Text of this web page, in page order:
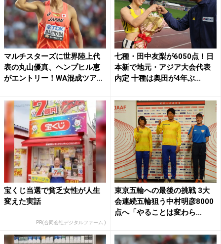
マルチスターズに世界陸上代
表の丸山優真、ヘンプヒル恵
がエントリー！WA混成ツア
七種・田中友梨が6050点！日
本新で地元・アジア大会代表
内定 十種は奥田が4年ぶ...
宝くじ当選で貧乏女性が人生
変えた実話
PR(合同会社デジタルファーム )
東京五輪への最後の挑戦 3大
会連続五輪狙う中村明彦8000
点へ「やることは変わら...